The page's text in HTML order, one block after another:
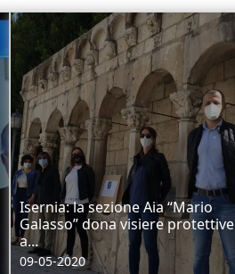
Isernia: la sezione Aia “Mario
Galasso” dona visiere protettive
a...
09-05-2020